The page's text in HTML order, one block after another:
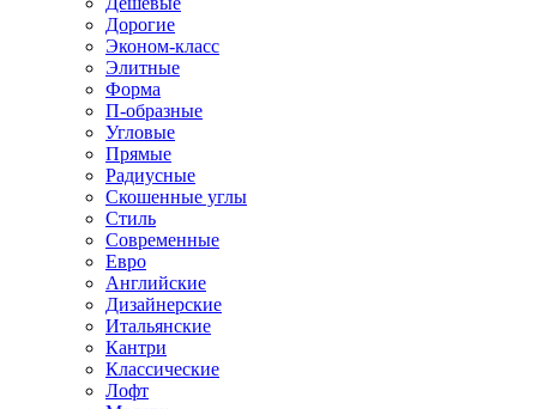
Дорогие
Эконом-класс
Элитные
Форма
П-образные
Угловые
Прямые
Радиусные
Скошенные углы
Стиль
Современные
Евро
Английские
Дизайнерские
Итальянские
Кантри
Классические
Лофт